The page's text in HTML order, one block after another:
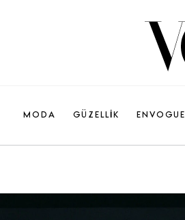
MODA GÜZELLİK ENVOGUE